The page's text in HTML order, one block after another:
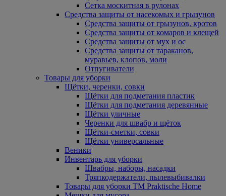
Сетка москитная в рулонах
Средства защиты от насекомых и грызунов
Средства защиты от грызунов, кротов
Средства защиты от комаров и клещей
Средства защиты от мух и ос
Средства защиты от тараканов,
муравьев, клопов, моли
Отпугиватели
Товары для уборки
Щётки, черенки, совки
Щётки для подметания пластик
Щётки для подметания деревянные
Щётки уличные
Черенки для швабр и щёток
Щётки-сметки, совки
Щётки универсальные
Веники
Инвентарь для уборки
Швабры, наборы, насадки
Тряпкодержатели, пылевыбивалки
Товары для уборки ТМ Praktische Home